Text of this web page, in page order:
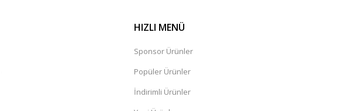
HIZLI MENÜ
Sponsor Ürünler
Popüler Ürünler
İndirimli Ürünler